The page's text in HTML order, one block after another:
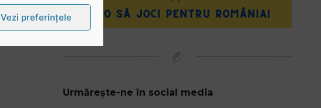
Vezi preferințele
Urmărește-ne în social media